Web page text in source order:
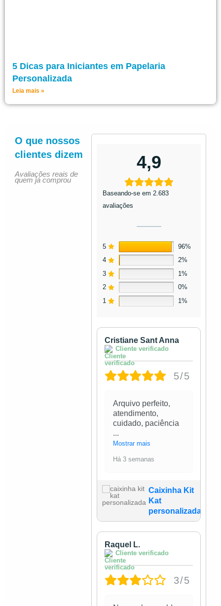
5 Dicas para Iniciantes em Papelaria
Personalizada
Leia mais »
O que nossos
clientes dizem
Avaliações reais de
quem já comprou
4,9
Baseando-se em 2.683
avaliações
5
96%
4
2%
3
1%
2
0%
1
1%
Cristiane Sant Anna
Cliente verificado
5/5
Arquivo perfeito,
atendimento,
cuidado, paciência
...
Mostrar mais
Há 3 semanas
Caixinha Kit
Kat
personalizada
Raquel L.
Cliente verificado
3/5